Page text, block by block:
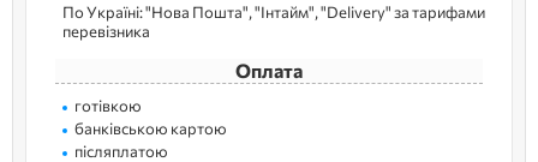
По Україні: "Нова Пошта", "Інтайм", "Delivery" за тарифами
перевізника
Оплата
готівкою
банківською картою
післяплатою